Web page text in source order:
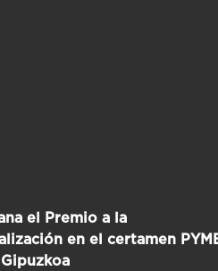
el Premio a la
en el certamen